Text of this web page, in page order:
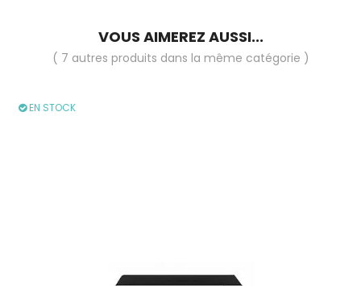
VOUS AIMEREZ AUSSI...
( 7 autres produits dans la même catégorie )
EN STOCK